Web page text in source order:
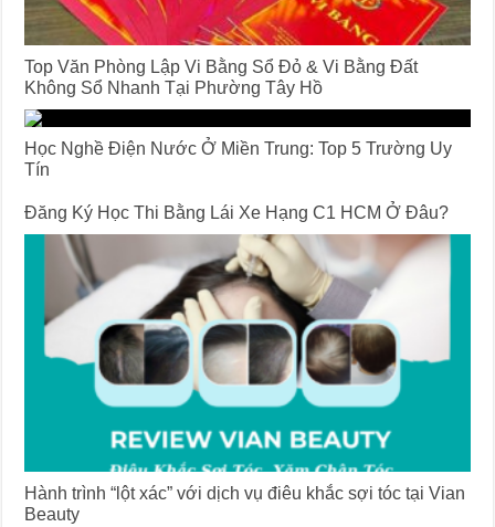
Top Văn Phòng Lập Vi Bằng Sổ Đỏ & Vi Bằng Đất
Không Sổ Nhanh Tại Phường Tây Hồ
Học Nghề Điện Nước Ở Miền Trung: Top 5 Trường Uy
Tín
Đăng Ký Học Thi Bằng Lái Xe Hạng C1 HCM Ở Đâu?
Hành trình “lột xác” với dịch vụ điêu khắc sợi tóc tại Vian
Beauty